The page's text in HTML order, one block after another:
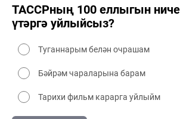
ТАССРның 100 еллыгын
үтәргә уйлыйсыз?
Туганнарым белән очрашам
Бәйрәм чараларына барам
Тарихи фильм карарга уйлыйм